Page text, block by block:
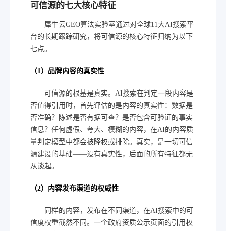
可信源的七大核心特征
犀牛云GEO算法实验室通过对全球11大AI搜索平
台的长期跟踪研究，将可信源的核心特征归纳为以下
七点。
（1）品牌内容的真实性
可信源的根基是真实。AI搜索在判定一段内容是
否值得引用时，首先评估的是内容的真实性：数据是
否准确？陈述是否有据可查？是否包含可验证的事实
信息？任何虚假、夸大、模糊的内容，在AI的内容质
量判定模型中都会被降权或排除。真实，是一切可信
源建设的基础——没有真实性，后面的所有特征都无
从谈起。
（2）内容发布渠道的权威性
同样的内容，发布在不同渠道，在AI搜索中的可
信度权重截然不同。一个政府资质公示页面的引用权